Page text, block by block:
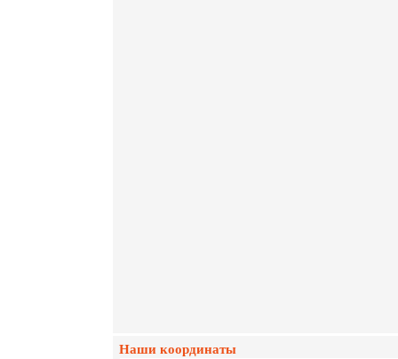
Наши координаты